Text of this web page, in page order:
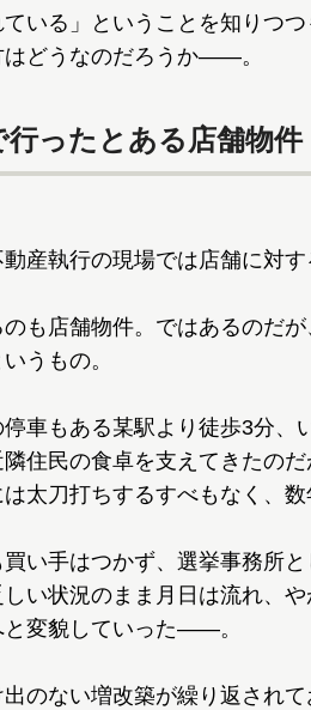
いる」ということを知りつ
はどうなのだろうか――。
ったとある店舗物件
産執行の現場では店舗に対す
も店舗物件。ではあるのだ
うもの。
車もある某駅より徒歩3分、
住民の食卓を支えてきたの
太刀打ちするすべもなく、数
い手はつかず、選挙事務所
しい状況のまま月日は流れ、
と変貌していった――。
のない増改築が繰り返され